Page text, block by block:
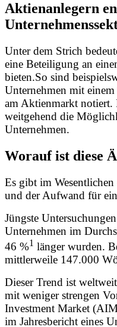
Aktienanlegern
Unter dem Strich
eine Beteiligung an
bieten.So sind
Unternehmen mit
am Aktienmarkt notiert.
weitgehend die
Unternehmen.
Worauf ist diese
Es gibt im
und der Aufwand für
Jüngste
Unternehmen im
46 %1 länger wurden.
mittlerweile 147.000
Dieser Trend ist
mit weniger strengen
Investment Market
im Jahresbericht eines